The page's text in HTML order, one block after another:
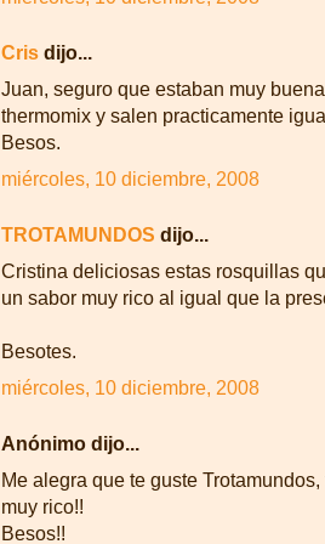
Cris dijo...
Juan, seguro que estaban muy
thermomix y salen practicamente
Besos.
miércoles, 10 diciembre, 2008
TROTAMUNDOS dijo...
Cristina deliciosas estas rosquillas
un sabor muy rico al igual que la
Besotes.
miércoles, 10 diciembre, 2008
Anónimo dijo...
Me alegra que te guste
muy rico!!
Besos!!